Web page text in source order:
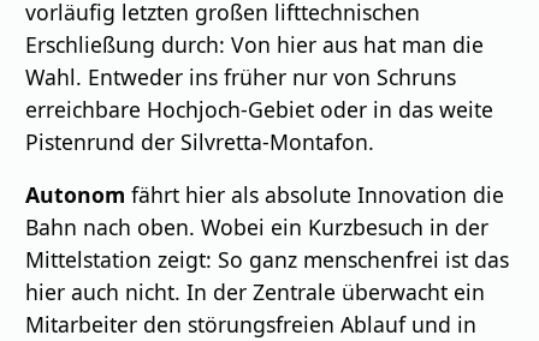
vorläufig letzten großen lifttechnischen
Erschließung durch: Von hier aus hat man die
Wahl. Entweder ins früher nur von Schruns
erreichbare Hochjoch-Gebiet oder in das weite
Pistenrund der Silvretta-Montafon.
Autonomfährt hier als absolute Innovation die
Bahn nach oben. Wobei ein Kurzbesuch in der
Mittelstation zeigt: So ganz menschenfrei ist das
hier auch nicht. In der Zentrale überwacht ein
Mitarbeiter den störungsfreien Ablauf und in